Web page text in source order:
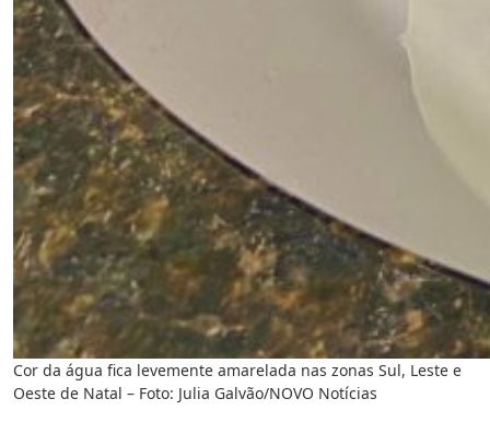
Cor da água fica levemente amarelada nas zonas Sul, Leste e
Oeste de Natal – Foto: Julia Galvão/NOVO Notícias